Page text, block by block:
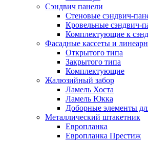
Сэндвич панели
Стеновые сэндвич-
Кровельные сэндвич-
Комплектующие к
Фасадные кассеты и
Открытого типа
Закрытого типа
Комплектующие
Жалюзийный забор
Ламель Хоста
Ламель Юкка
Доборные элементы
Металлический штакетник
Европланка
Европланка Престиж